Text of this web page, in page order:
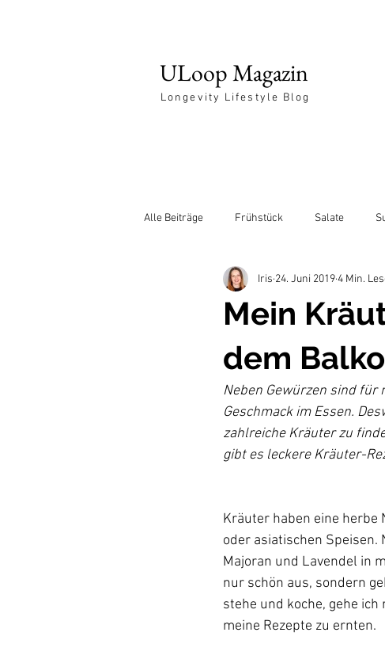
ULoop Magazin
Longevity Lifestyle Blog
Alle Beiträge Frühstück Salate
Entspannung
Mein
dem
Iris 24. Juni 20194 Min.
Neben Gewürzen sind für
Geschmack im Essen.
zahlreiche Kräuter zu
Kräuter haben eine
oder asiatischen Speisen.
Majoran und Lavendel in
nur schön aus, sondern
stehe und koche, gehe